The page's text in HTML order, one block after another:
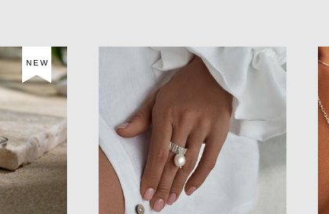
NEW